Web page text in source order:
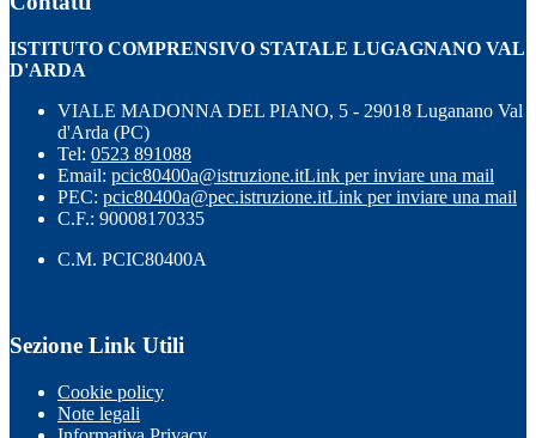
ISTITUTO COMPRENSIVO STATALE LUGAGNANO VAL
D'ARDA
VIALE MADONNA DEL PIANO, 5 - 29018 Luganano Val
d'Arda (PC)
Tel: 0523 891088
Email: pcic80400a@istruzione.itLink per inviare una mail
PEC: pcic80400a@pec.istruzione.itLink per inviare una mail
C.F.: 90008170335
C.M. PCIC80400A
Sezione Link Utili
Cookie policy
Note legali